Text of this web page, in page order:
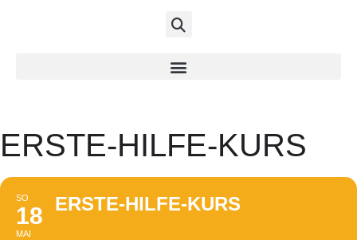
ERSTE-HILFE-KURS
SO
18
MAI
ERSTE-HILFE-KURS